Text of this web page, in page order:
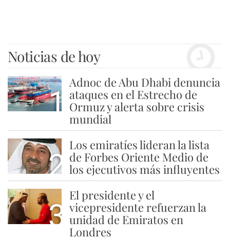
Noticias de hoy
1
Adnoc de Abu Dhabi denuncia
ataques en el Estrecho de
Ormuz y alerta sobre crisis
mundial
2
Los emiratíes lideran la lista
de Forbes Oriente Medio de
los ejecutivos más influyentes
3
El presidente y el
vicepresidente refuerzan la
unidad de Emiratos en
Londres